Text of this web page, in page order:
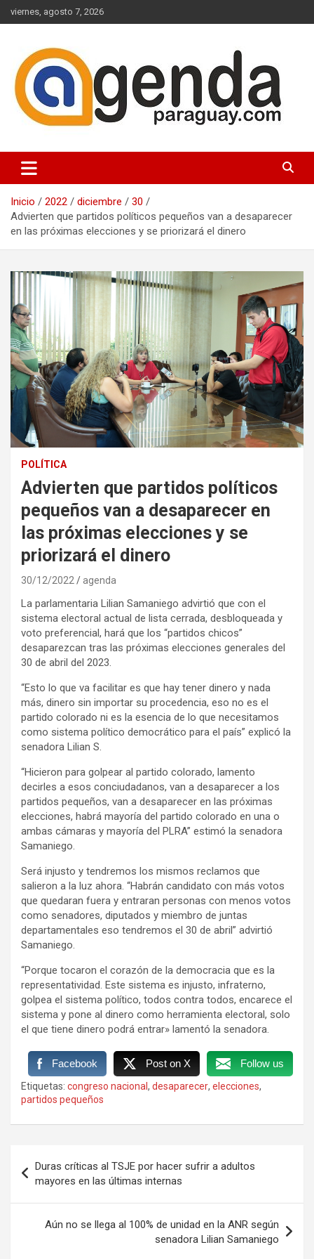
Saltar
al
viernes, agosto 7, 2026
Agenda Paraguay
Inicio 2022 diciembre
30
Advierten que partidos políticos pequeños van a desaparecer
en las próximas elecciones y se priorizará el dinero
POLÍTICA
Advierten que partidos políticos
pequeños van a desaparecer en
las próximas elecciones y se
priorizará el dinero
30/12/2022 agenda
La parlamentaria Lilian Samaniego advirtió que con el
sistema electoral actual de lista cerrada, desbloqueada y
voto preferencial, hará que los “partidos chicos”
desaparezcan tras las próximas elecciones generales del
30 de abril del 2023.
“Esto lo que va facilitar es que hay tener dinero y nada
más, dinero sin importar su procedencia, eso no es el
partido colorado ni es la esencia de lo que necesitamos
como sistema político democrático para el país” explicó la
senadora Lilian S.
“Hicieron para golpear al partido colorado, lamento
decirles a esos conciudadanos, van a desaparecer a los
partidos pequeños, van a desaparecer en las próximas
elecciones, habrá mayoría del partido colorado en una o
ambas cámaras y mayoría del PLRA” estimó la senadora
Samaniego.
Será injusto y tendremos los mismos reclamos que
salieron a la luz ahora. “Habrán candidato con más votos
que quedaran fuera y entraran personas con menos votos
como senadores, diputados y miembro de juntas
departamentales eso tendremos el 30 de abril” advirtió
Samaniego.
“Porque tocaron el corazón de la democracia que es la
representatividad. Este sistema es injusto, infraterno,
golpea el sistema político, todos contra todos, encarece el
sistema y pone al dinero como herramienta electoral, solo
el que tiene dinero podrá entrar» lamentó la senadora.
Facebook Post on X Follow us
Etiquetas: congreso nacional , desaparecer, elecciones,
partidos pequeños
de
entradas
Duras críticas al TSJE por hacer sufrir a adultos
mayores en las últimas internas
Aún no se llega al 100% de unidad en la ANR según
senadora Lilian Samaniego